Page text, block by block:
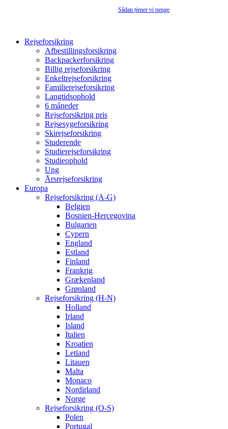
Sådan tjener vi penge
Rejseforsikring
Afbestillingsforsikring
Backpackerforsikring
Billig rejseforsikring
Enkeltrejseforsikring
Familierejseforsikring
Langtidsophold
6 måneder
Rejseforsikring pris
Rejsesygeforsikring
Skirejseforsikring
Studerende
Studierejseforsikring
Studieophold
Ung
Årsrejseforsikring
Europa
Rejseforsikring (A-G)
Belgien
Bosnien-Hercegovina
Bulgarien
Cypern
England
Estland
Finland
Frankrig
Grækenland
Grønland
Rejseforsikring (H-N)
Holland
Irland
Island
Italien
Kroatien
Letland
Litauen
Malta
Monaco
Nordirland
Norge
Rejseforsikring (O-S)
Polen
Portugal